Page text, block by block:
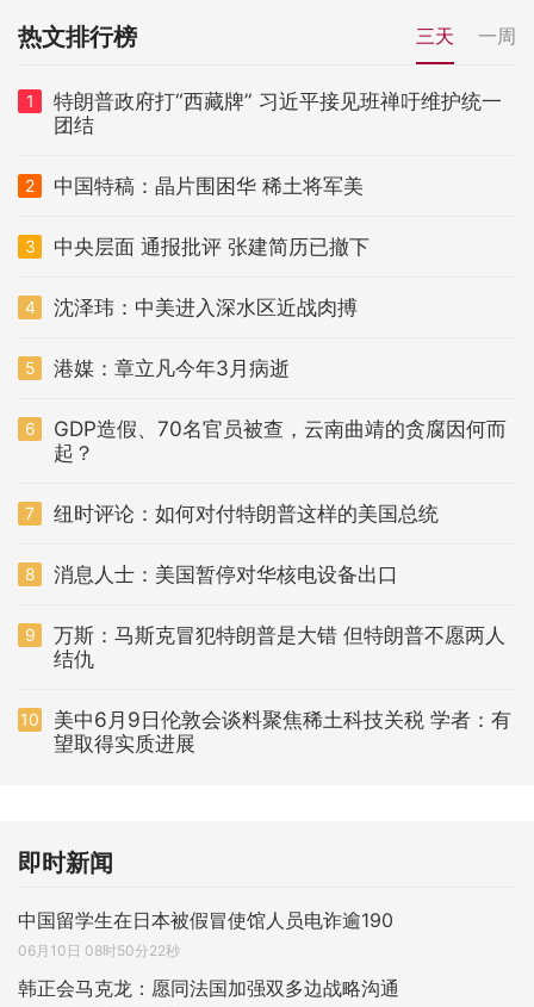
热文排行榜 三天 一周
1
特朗普政府打“西藏牌” 习近平接见班禅吁维护统一
团结
2 中国特稿：晶片围困华 稀土将军美
3 中央层面 通报批评 张建简历已撤下
4 沈泽玮：中美进入深水区近战肉搏
5 港媒：章立凡今年3月病逝
6
GDP造假、70名官员被查，云南曲靖的贪腐因何而
起？
7 纽时评论：如何对付特朗普这样的美国总统
8 消息人士：美国暂停对华核电设备出口
9
万斯：马斯克冒犯特朗普是大错 但特朗普不愿两人
结仇
10
美中6月9日伦敦会谈料聚焦稀土科技关税 学者：有
望取得实质进展
即时新闻
中国留学生在日本被假冒使馆人员电诈逾190
06月10日 08时50分22秒
韩正会马克龙：愿同法国加强双多边战略沟通